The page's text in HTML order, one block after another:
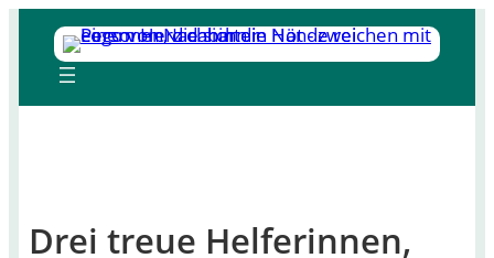
Inhalt
springen
Drei treue Helferinnen,